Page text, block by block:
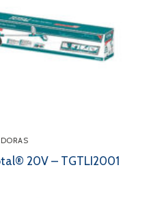
20V – TGTLI2001